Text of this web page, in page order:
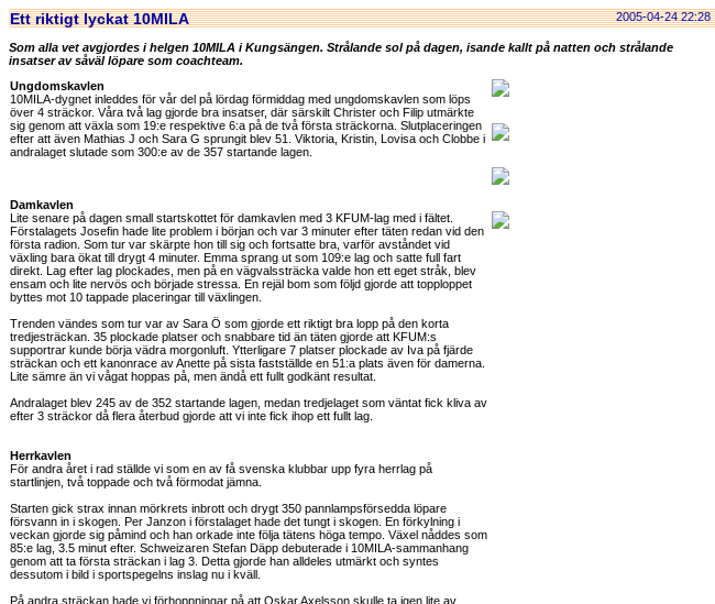
Ett riktigt lyckat 10MILA 2005-04-24 22:28
Som alla vet avgjordes i helgen 10MILA i Kungsängen. Strålande sol på dagen, isande kallt på natten och strålande
insatser av såväl löpare som coachteam.
Ungdomskavlen
10MILA-dygnet inleddes för vår del på lördag förmiddag med ungdomskavlen som löps
över 4 sträckor. Våra två lag gjorde bra insatser, där särskilt Christer och Filip utmärkte
sig genom att växla som 19:e respektive 6:a på de två första sträckorna. Slutplaceringen
efter att även Mathias J och Sara G sprungit blev 51. Viktoria, Kristin, Lovisa och Clobbe i
andralaget slutade som 300:e av de 357 startande lagen.
Damkavlen
Lite senare på dagen small startskottet för damkavlen med 3 KFUM-lag med i fältet.
Förstalagets Josefin hade lite problem i början och var 3 minuter efter täten redan vid den
första radion. Som tur var skärpte hon till sig och fortsatte bra, varför avståndet vid
växling bara ökat till drygt 4 minuter. Emma sprang ut som 109:e lag och satte full fart
direkt. Lag efter lag plockades, men på en vägvalssträcka valde hon ett eget stråk, blev
ensam och lite nervös och började stressa. En rejäl bom som följd gjorde att topploppet
byttes mot 10 tappade placeringar till växlingen.
Trenden vändes som tur var av Sara Ö som gjorde ett riktigt bra lopp på den korta
tredjesträckan. 35 plockade platser och snabbare tid än täten gjorde att KFUM:s
supportrar kunde börja vädra morgonluft. Ytterligare 7 platser plockade av Iva på fjärde
sträckan och ett kanonrace av Anette på sista fastställde en 51:a plats även för damerna.
Lite sämre än vi vågat hoppas på, men ändå ett fullt godkänt resultat.
Andralaget blev 245 av de 352 startande lagen, medan tredjelaget som väntat fick kliva av
efter 3 sträckor då flera återbud gjorde att vi inte fick ihop ett fullt lag.
Herrkavlen
För andra året i rad ställde vi som en av få svenska klubbar upp fyra herrlag på
startlinjen, två toppade och två förmodat jämna.
Starten gick strax innan mörkrets inbrott och drygt 350 pannlampsförsedda löpare
försvann in i skogen. Per Janzon i förstalaget hade det tungt i skogen. En förkylning i
veckan gjorde sig påmind och han orkade inte följa tätens höga tempo. Växel nåddes som
85:e lag, 3.5 minut efter. Schweizaren Stefan Däpp debuterade i 10MILA-sammanhang
genom att ta första sträckan i lag 3. Detta gjorde han alldeles utmärkt och syntes
dessutom i bild i sportspegelns inslag nu i kväll.
På andra sträckan hade vi förhoppningar på att Oskar Axelsson skulle ta igen lite av